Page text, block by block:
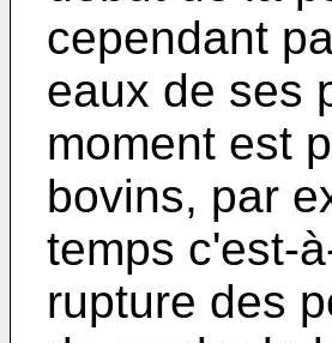
cependant
eaux de ses
moment est
bovins, par
temps c'est-
rupture des